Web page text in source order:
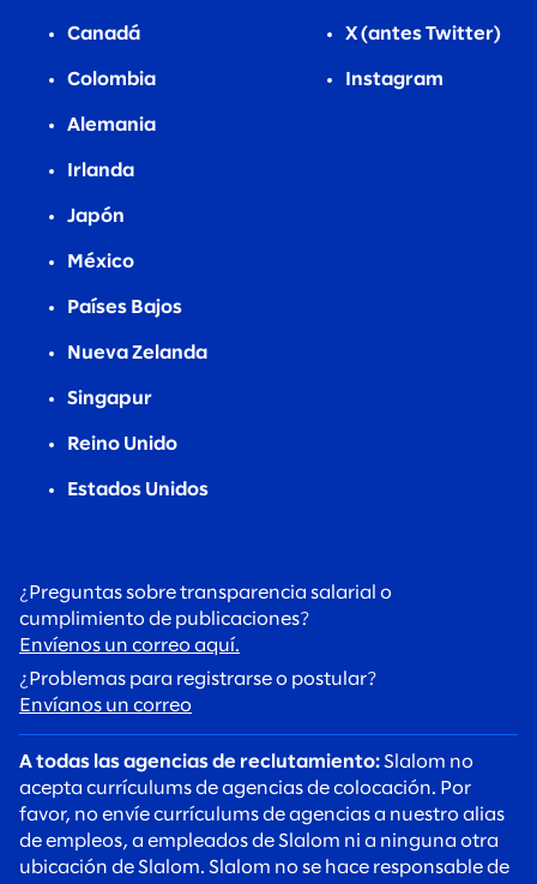
Canadá
Colombia
Alemania
Irlanda
Japón
México
Países Bajos
Nueva Zelanda
Singapur
Reino Unido
Estados Unidos
X (antes Twitter)
Instagram
¿Preguntas sobre transparencia salarial o
cumplimiento de publicaciones?
Envíenos un correo aquí.
¿Problemas para registrarse o postular?
Envíanos un correo
A todas las agencias de reclutamiento: Slalom no
acepta currículums de agencias de colocación. Por
favor, no envíe currículums de agencias a nuestro alias
de empleos, a empleados de Slalom ni a ninguna otra
ubicación de Slalom. Slalom no se hace responsable de